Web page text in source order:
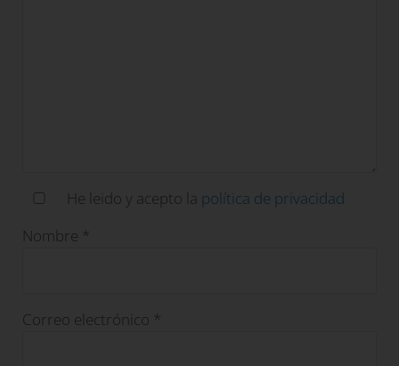
He leido y acepto la política de privacidad
Nombre *
Correo electrónico *